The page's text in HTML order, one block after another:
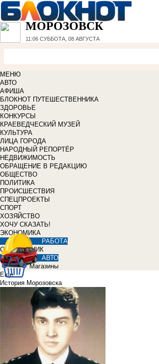
МОРОЗОВСК
11:06 СУББОТА, 08 АВГУСТА
МЕНЮ
АВТО
АФИША
БЛОКНОТ ПУТЕШЕСТВЕННИКА
ЗДОРОВЬЕ
КОНКУРСЫ
КРАЕВЕДЧЕСКИЙ МУЗЕЙ
КУЛЬТУРА
ЛИЦА ГОРОДА
НАРОДНЫЙ РЕПОРТЁР
НЕДВИЖИМОСТЬ
ОБРАЩЕНИЕ В РЕДАКЦИЮ
ОБЩЕСТВО
ПОЛИТИКА
ПРОИСШЕСТВИЯ
СПЕЦПРОЕКТЫ
СПОРТ
ХОЗЯЙСТВО
ХОЧУ СКАЗАТЬ!
ЭКОНОМИКА
РАБОТА
СПРАВОЧНИК
АВТО
Магазины
Еще
История Морозовска